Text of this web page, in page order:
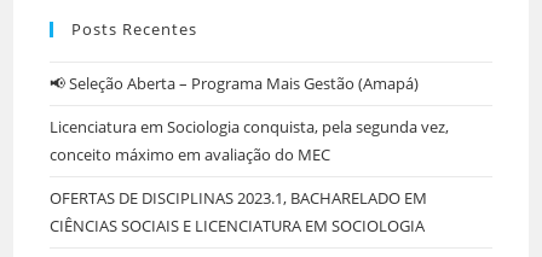
Posts Recentes
📢 Seleção Aberta – Programa Mais Gestão (Amapá)
Licenciatura em Sociologia conquista, pela segunda vez,
conceito máximo em avaliação do MEC
OFERTAS DE DISCIPLINAS 2023.1, BACHARELADO EM
CIÊNCIAS SOCIAIS E LICENCIATURA EM SOCIOLOGIA